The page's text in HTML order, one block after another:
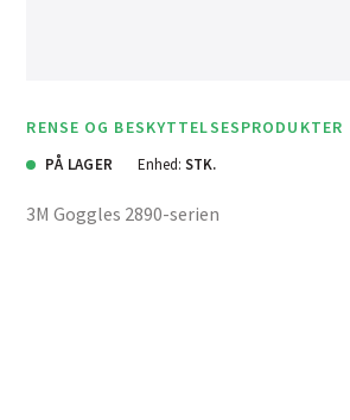
RENSE OG BESKYTTELSESPRODUKTER
PÅ LAGER Enhed: STK.
3M Goggles 2890-serien